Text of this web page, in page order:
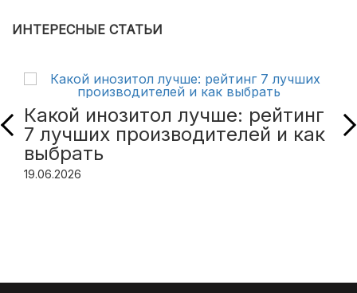
ИНТЕРЕСНЫЕ СТАТЬИ
Какой инозитол лучше: рейтинг
7 лучших производителей и как
выбрать
19.06.2026